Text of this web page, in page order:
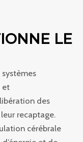
LE
et
des
recaptage.
cérébrale